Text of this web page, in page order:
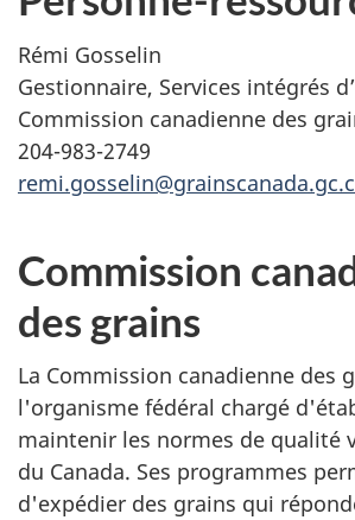
Rémi Gosselin
Gestionnaire, Services intégrés
Commission canadienne des
204-983-2749
Commission
des grains
La Commission canadienne des
l'organisme fédéral chargé
maintenir les normes de qualité
du Canada. Ses programmes
d'expédier des grains qui